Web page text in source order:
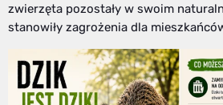
zwierzęta pozostały w swoim
stanowiły zagrożenia dla